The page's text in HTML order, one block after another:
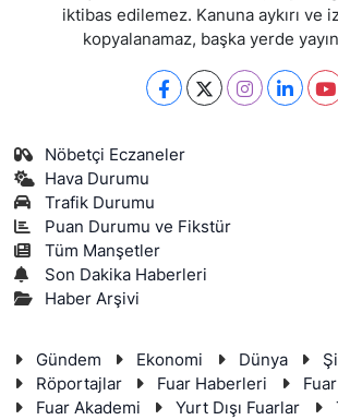
iktibas edilemez. Kanuna aykırı ve
kopyalanamaz, başka yerde
Nöbetçi Eczaneler
Hava Durumu
Trafik Durumu
Puan Durumu ve Fikstür
Tüm Manşetler
Son Dakika Haberleri
Haber Arşivi
Gündem Ekonomi Dünya
Röportajlar
Fuar Haberleri
Fuar Akademi
Yurt Dışı Fuarlar